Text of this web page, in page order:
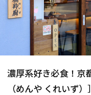
濃厚系好き必食！京
（めんや くれいず